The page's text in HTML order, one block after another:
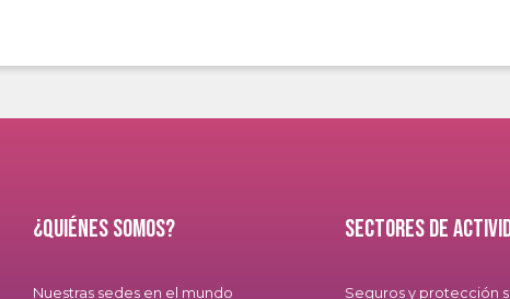
¿Quiénes somos?
Nuestras sedes en el mundo
Sectores de
Seguros y protección